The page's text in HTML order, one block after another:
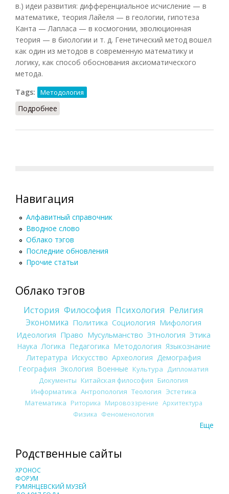
в.) идеи развития: дифференциальное исчисление — в
математике, теория Лайеля — в геологии, гипотеза
Канта — Лапласа — в космогонии, эволюционная
теория — в биологии и т. д. Генетический метод вошел
как один из методов в современную математику и
логику, как способ обоснования аксиоматического
метода.
Tags:
Методология
Подробнее
Навигация
Алфавитный справочник
Вводное слово
Облако тэгов
Последние обновления
Прочие статьи
Облако тэгов
История Философия Психология Религия
Экономика Политика Социология Мифология
Идеология Право Мусульманство Этнология Этика
Наука Логика Педагогика Методология Языкознание
Литература Искусство Археология Демография
География Экология Военные Культура
Дипломатия
Документы Китайская философия Биология
Информатика Антропология Теология Эстетика
Математика Риторика Мировоззрение Архитектура
Физика Феноменология
Еще
Родственные сайты
ХРОНОС
ФОРУМ
РУМЯНЦЕВСКИЙ МУЗЕЙ